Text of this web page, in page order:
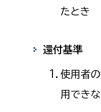
たとき
還付基準
使用者
用でき